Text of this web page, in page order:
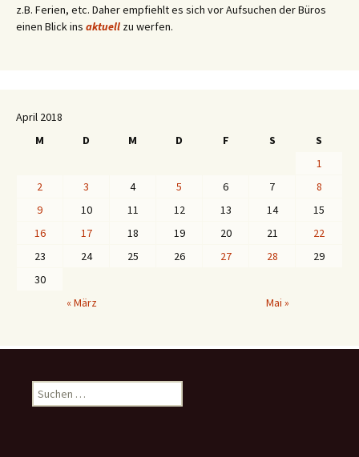
z.B. Ferien, etc. Daher empfiehlt es sich vor Aufsuchen der Büros
einen Blick ins aktuell zu werfen.
April 2018
M
D M D F S
S
1
2
3 4 5 6 7
8
9
10 11 12 13 14
15
16
17 18 19 20 21
22
23
24 25 26 27 28
29
30
« März
Mai »
u